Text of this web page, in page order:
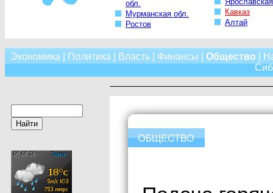
обл.
Мурманская обл.
Ростов
Кавказ
Алтай
Экономика Политика Власть| Финансы Общество